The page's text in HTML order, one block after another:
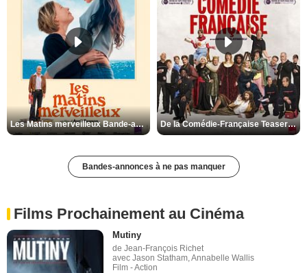
Les Matins merveilleux Bande-annonce VF De la Comédie-Française Teaser VF
Bandes-annonces à ne pas manquer
Films Prochainement au Cinéma
Mutiny
de Jean-François Richet
avec Jason Statham, Annabelle Wallis
Film - Action